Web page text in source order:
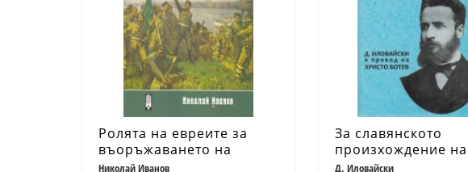
Ролята на евреите за
въоръжаването на
Ботевата чета
Николай Иванов
За славянското
произхождение на
дунавските българи
Д. Иловайски